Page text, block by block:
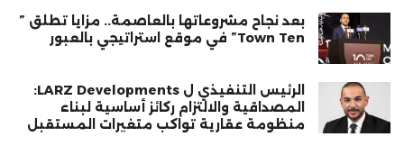
بعد نجاح مشروعاتها بالعاصمة.. مزايا تطلق ”
Town Ten” في موقع استراتيجي بالعبور
الرئيس التنفيذي ل LARZ Developments:
المصداقية والالتزام ركائز أساسية لبناء
منظومة عقارية تواكب متغيرات المستقبل